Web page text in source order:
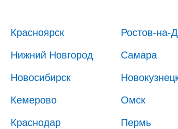
Красноярск Ростов-на-
Нижний Новгород Самара
Новосибирск
Кемерово Омск
Краснодар Пермь